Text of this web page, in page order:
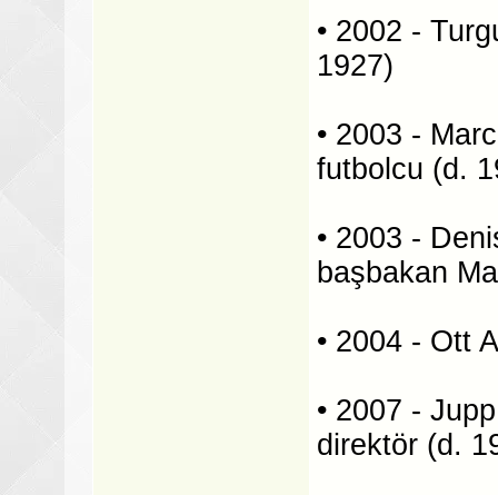
• 2002 -
1927)
• 2003 -
futbolcu (d.
• 2003 -
başbakan
• 2004 - Ott
• 2007 -
direktör (d.